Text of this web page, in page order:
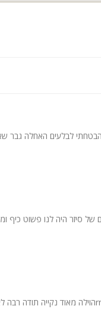
הבטחתי לבלעים האחלה גבר
סיזר היה לנו פשוט כיף